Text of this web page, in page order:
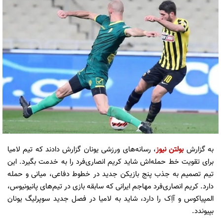
به گزارشبولتن نیوز، رسانه‌های ورزشی یونان گزارش دادند که تیم لامیا
برای تقویت خط حمله‌اش شاید کریم انصاری‌فرد را به خدمت بگیرد. این
تیم تصمیم به جذب پنج بازیکن جدید در خطوط دفاعی، میانی و حمله
دارد. کریم انصاری‌فرد مهاجم ایرانی که سابقه بازی در تیم‌های پانیونیوس،
المپیاکوس و آاِک را دارد، شاید به لامیا در فصل جدید سوپرلیگ یونان
بپیوندد.